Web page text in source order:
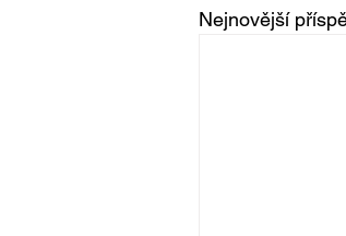
Nejnovější